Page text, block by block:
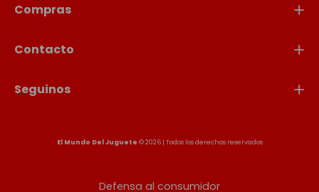
Compras
Contacto
Seguinos
El Mundo Del Juguete © 2026 | Todos los derechos reservados
Defensa al consumidor